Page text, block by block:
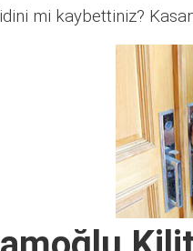
mi kaybettiniz?